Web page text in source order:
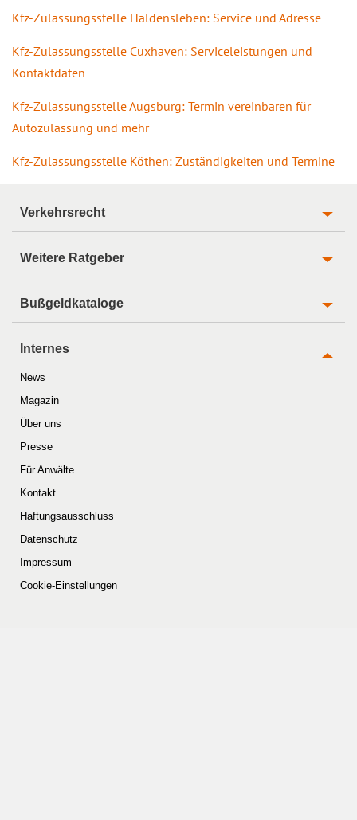
Kfz-Zulassungsstelle Haldensleben: Service und Adresse
Kfz-Zulassungsstelle Cuxhaven: Serviceleistungen und
Kontaktdaten
Kfz-Zulassungsstelle Augsburg: Termin vereinbaren für
Autozulassung und mehr
Kfz-Zulassungsstelle Köthen: Zuständigkeiten und Termine
Verkehrsrecht
Weitere Ratgeber
Bußgeldkataloge
Internes
News
Magazin
Über uns
Presse
Für Anwälte
Kontakt
Haftungsausschluss
Datenschutz
Impressum
Cookie-Einstellungen